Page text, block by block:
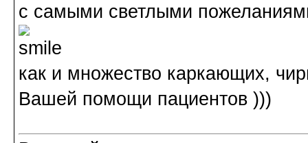
с самыми светлыми
как и множество каркающих,
Вашей помощи пациентов )))